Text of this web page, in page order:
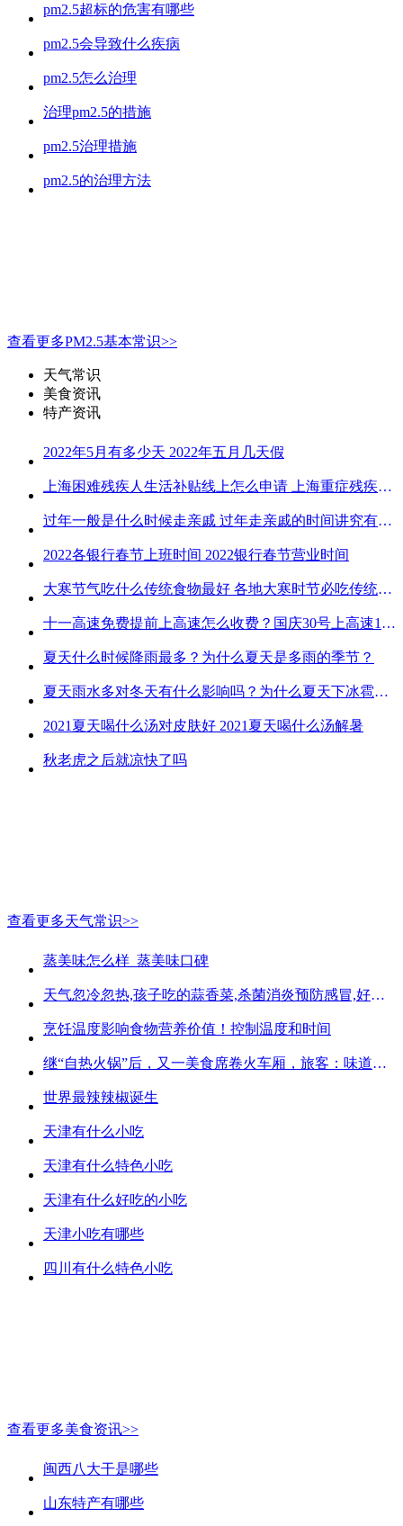
pm2.5超标的危害有哪些
pm2.5会导致什么疾病
pm2.5怎么治理
治理pm2.5的措施
pm2.5治理措施
pm2.5的治理方法
查看更多PM2.5基本常识>>
天气常识
美食资讯
特产资讯
2022年5月有多少天 2022年五月几天假
上海困难残疾人生活补贴线上怎么申请 上海重症残疾人护理补贴线上申请流程
过年一般是什么时候走亲戚 过年走亲戚的时间讲究有哪些
2022各银行春节上班时间 2022银行春节营业时间
大寒节气吃什么传统食物最好 各地大寒时节必吃传统美食
十一高速免费提前上高速怎么收费？国庆30号上高速1号下高速免费吗？
夏天什么时候降雨最多？为什么夏天是多雨的季节？
夏天雨水多对冬天有什么影响吗？为什么夏天下冰雹而冬天不下冰雹
2021夏天喝什么汤对皮肤好 2021夏天喝什么汤解暑
秋老虎之后就凉快了吗
查看更多天气常识>>
蒸美味怎么样_蒸美味口碑
天气忽冷忽热,孩子吃的蒜香菜,杀菌消炎预防感冒,好吃不贵
烹饪温度影响食物营养价值！控制温度和时间
继“自热火锅”后，又一美食席卷火车厢，旅客：味道好吃又方便
世界最辣辣椒诞生
天津有什么小吃
天津有什么特色小吃
天津有什么好吃的小吃
天津小吃有哪些
四川有什么特色小吃
查看更多美食资讯>>
闽西八大干是哪些
山东特产有哪些